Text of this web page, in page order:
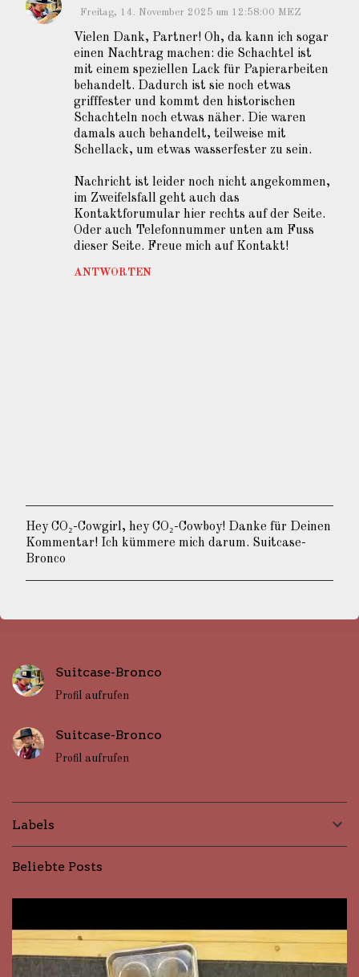
t
Freitag, 14. November 2025 um 12:58:00 MEZ
Vielen Dank, Partner! Oh, da kann ich sogar
einen Nachtrag machen: die Schachtel ist
mit einem speziellen Lack für Papierarbeiten
behandelt. Dadurch ist sie noch etwas
grifffester und kommt den historischen
Schachteln noch etwas näher. Die waren
damals auch behandelt, teilweise mit
Schellack, um etwas wasserfester zu sein.
Nachricht ist leider noch nicht angekommen,
im Zweifelsfall geht auch das
Kontaktforumular hier rechts auf der Seite.
Oder auch Telefonnummer unten am Fuss
dieser Seite. Freue mich auf Kontakt!
ANTWORTEN
K
o
m
m
v
e
ö
f
f
t
l
h
n
Hey CO₂-Cowgirl, hey CO₂-Cowboy! Danke für Deinen
Kommentar! Ich kümmere mich darum. Suitcase-
Bronco
Suitcase-Bronco
Profil aufrufen
Suitcase-Bronco
Profil aufrufen
Labels
Beliebte Posts